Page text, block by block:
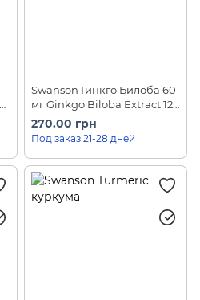
Swanson Гинкго Билоба 60
мг Ginkgo Biloba Extract 120
шт на 60 дней
270.00 грн
Под заказ 21-28 дней